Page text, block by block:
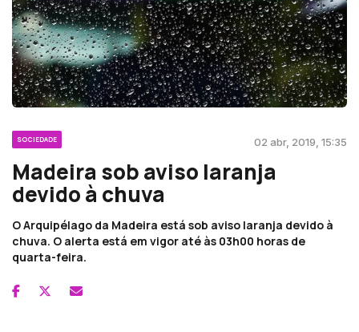
SOCIEDADE 02 abr, 2019, 15:35
Madeira sob aviso laranja
devido à chuva
O Arquipélago da Madeira está sob aviso laranja devido à
chuva. O alerta está em vigor até às 03h00 horas de
quarta-feira.